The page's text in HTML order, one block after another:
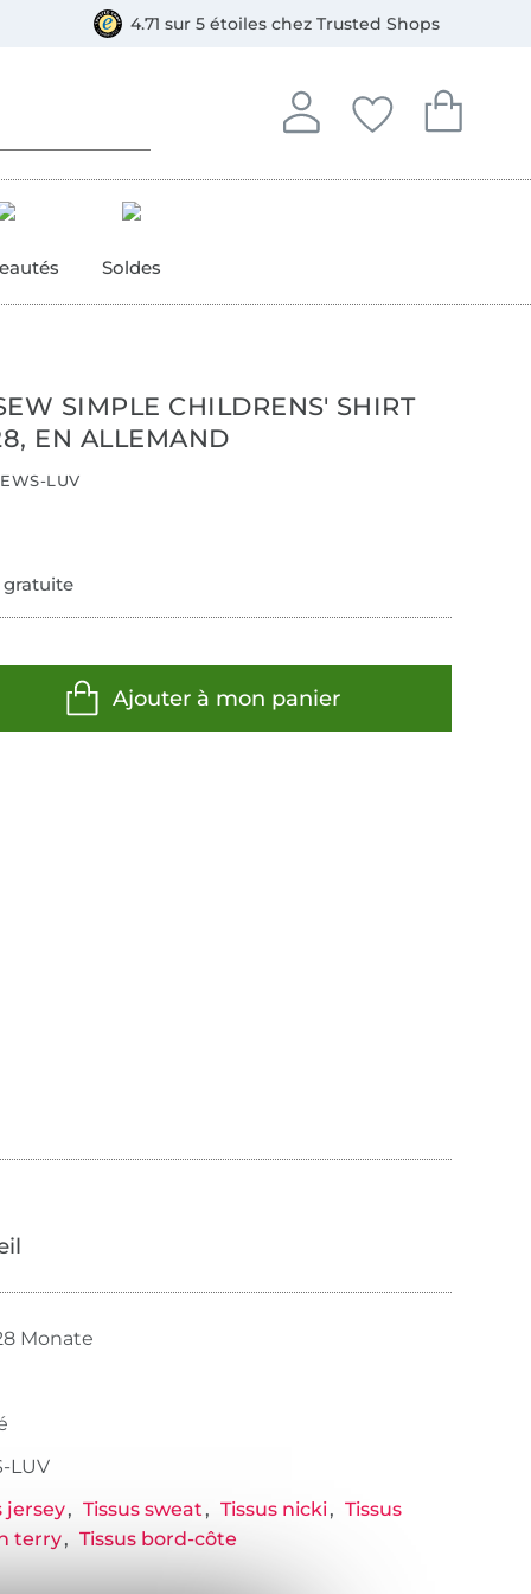
4.71 sur 5 étoiles chez Trusted Shops
Se connecter
Se connecter à votre
Mes favoris
Vous avez
Mon
Vous avez
Soldes
SIMPLE CHILDRENS' SHIRT
EN ALLEMAND
LUV
gratuite
Ajouter à mon panier
Monate
LUV
jersey Tissus sweat Tissus nicki
Tissus
terry
Tissus bord-côte
Bancontact